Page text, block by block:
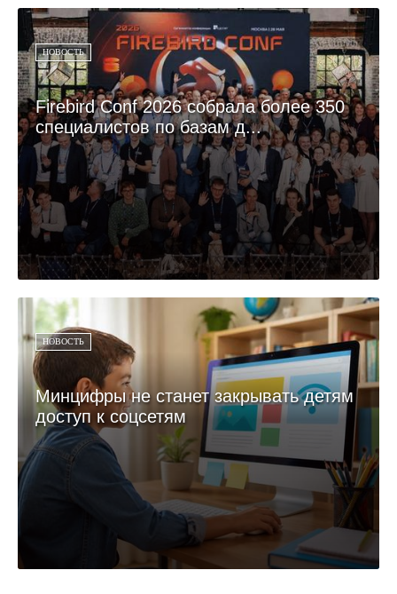
НОВОСТЬ
Firebird Conf 2026 собрала более 350
специалистов по базам д...
НОВОСТЬ
Минцифры не станет закрывать детям
доступ к соцсетям